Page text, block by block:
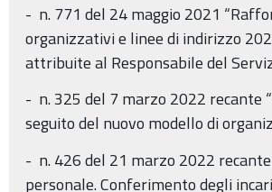
- n. 771 del 24 maggio 2021
organizzativi e linee di indirizzo
attribuite al Responsabile del
- n. 325 del 7 marzo 2022 recante
seguito del nuovo modello di
- n. 426 del 21 marzo 2022
personale. Conferimento degli